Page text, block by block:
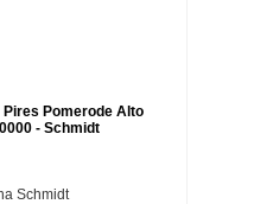
Pomerode Alto
- Schmidt
Schmidt